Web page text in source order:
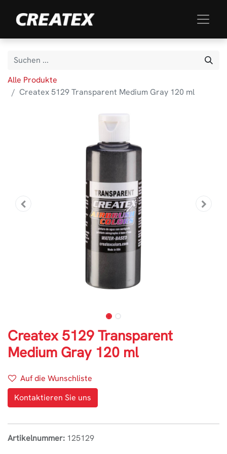
Alle Produkte
Createx 5129 Transparent Medium Gray 120 ml
Createx 5129 Transparent
Medium Gray 120 ml
Auf die Wunschliste
Kontaktieren Sie uns
Artikelnummer: 125129